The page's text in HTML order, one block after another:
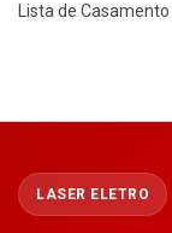
Lista de Casamento
LASER ELETRO